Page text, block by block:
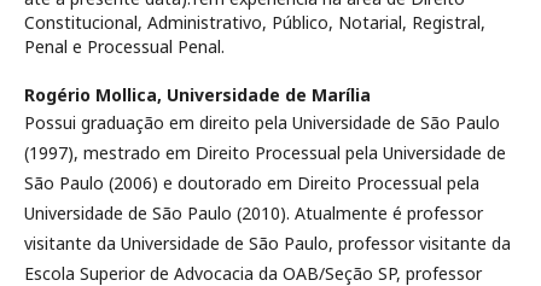
Constitucional, Administrativo, Público, Notarial, Registral,
Penal e Processual Penal.
Rogério Mollica, Universidade de Marília
Possui graduação em direito pela Universidade de São Paulo
(1997), mestrado em Direito Processual pela Universidade de
São Paulo (2006) e doutorado em Direito Processual pela
Universidade de São Paulo (2010). Atualmente é professor
visitante da Universidade de São Paulo, professor visitante da
Escola Superior de Advocacia da OAB/Seção SP, professor